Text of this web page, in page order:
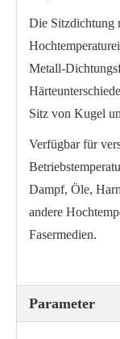
Die Sitzdichtung
Metall-
Sitz von Kugel
Verfügbar für
Dampf, Öle,
andere
Fasermedien.
Parameter